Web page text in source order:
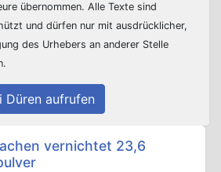
übernommen. Alle Texte sind
und dürfen nur mit ausdrücklicher,
des Urhebers an anderer Stelle
Düren aufrufen
vernichtet 23,6